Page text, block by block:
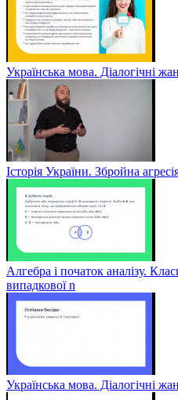
Українська мова. Діалогічні
Історія України. Збройна
Алгебра і початок аналізу.
випадкової n
Українська мова. Діалогічні